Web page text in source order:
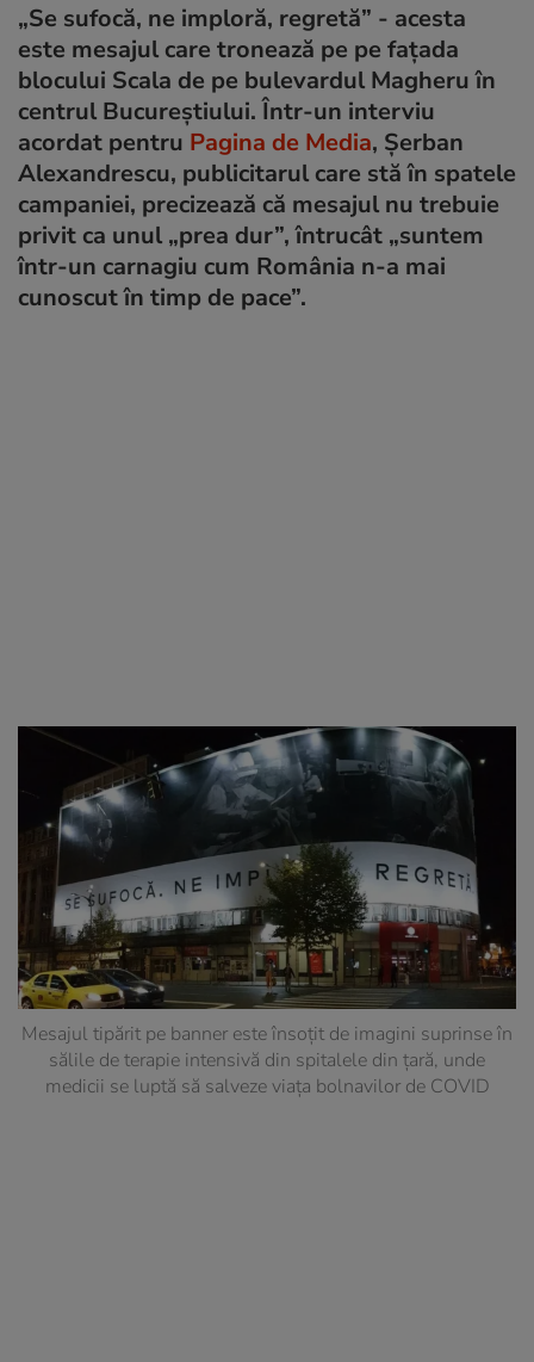
„Se sufocă, ne imploră, regretă” - acesta
este mesajul care tronează pe pe fațada
blocului Scala de pe bulevardul Magheru în
centrul Bucureștiului. Într-un interviu
acordat pentru Pagina de Media, Șerban
Alexandrescu, publicitarul care stă în spatele
campaniei, precizează că mesajul nu trebuie
privit ca unul „prea dur”, întrucât „suntem
într-un carnagiu cum România n-a mai
cunoscut în timp de pace”.
Mesajul tipărit pe banner este însoțit de imagini suprinse în
sălile de terapie intensivă din spitalele din țară, unde
medicii se luptă să salveze viața bolnavilor de COVID